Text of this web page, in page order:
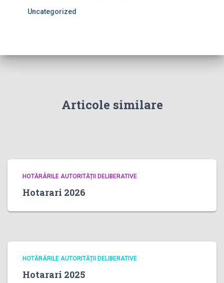
Uncategorized
Articole similare
HOTĂRÂRILE AUTORITĂȚII DELIBERATIVE
Hotarari 2026
HOTĂRÂRILE AUTORITĂȚII DELIBERATIVE
Hotarari 2025